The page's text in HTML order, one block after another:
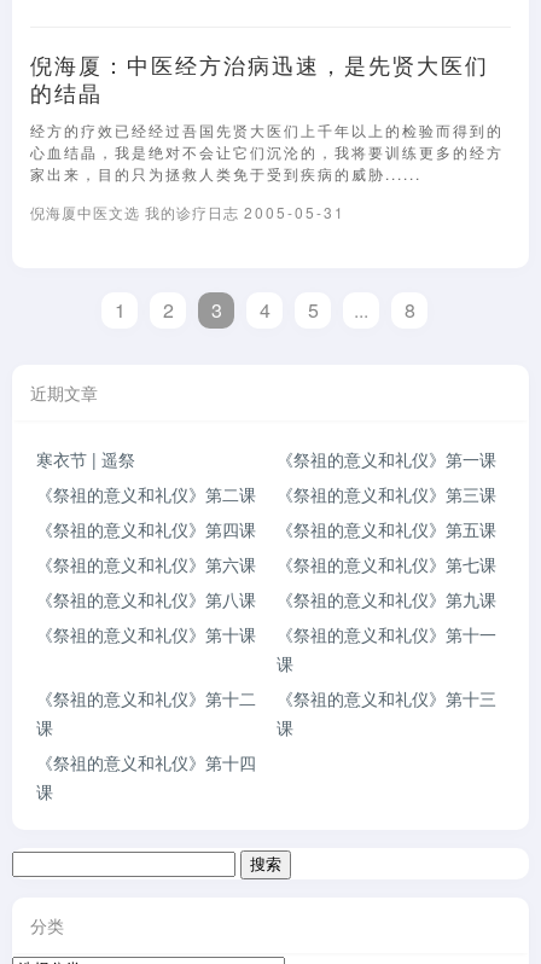
倪海厦：中医经方治病迅速，是先贤大医们
的结晶
经方的疗效已经经过吾国先贤大医们上千年以上的检验而得到的
心血结晶，我是绝对不会让它们沉沦的，我将要训练更多的经方
家出来，目的只为拯救人类免于受到疾病的威胁......
倪海厦中医文选 我的诊疗日志 2005-05-31
1 2 3 4 5 ... 8
近期文章
寒衣节 | 遥祭
《祭祖的意义和礼仪》第一课
《祭祖的意义和礼仪》第二课
《祭祖的意义和礼仪》第三课
《祭祖的意义和礼仪》第四课
《祭祖的意义和礼仪》第五课
《祭祖的意义和礼仪》第六课
《祭祖的意义和礼仪》第七课
《祭祖的意义和礼仪》第八课
《祭祖的意义和礼仪》第九课
《祭祖的意义和礼仪》第十课
《祭祖的意义和礼仪》第十一
课
《祭祖的意义和礼仪》第十二
课
《祭祖的意义和礼仪》第十三
课
《祭祖的意义和礼仪》第十四
课
搜
分类